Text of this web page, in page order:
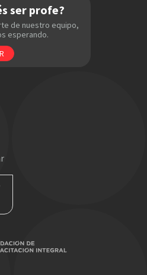
ser profe?
de nuestro equipo,
esperando.